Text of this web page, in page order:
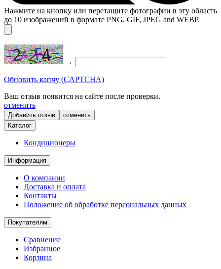
Нажмите на кнопку или перетащите фотографии в эту область
до 10 изображений в формате PNG, GIF, JPEG and WEBP.
→
Обновить капчу (CAPTCHA)
Ваш отзыв появится на сайте после проверки.
отменить
отменить
Каталог
Кондиционеры
Информация
О компании
Доставка и оплата
Контакты
Положение об обработке персональных данных
Покупателям
Сравнение
Избранное
Корзина